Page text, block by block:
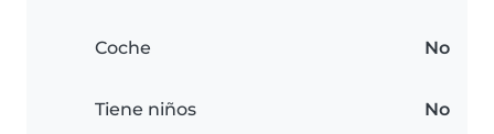
Coche No
Tiene niños No